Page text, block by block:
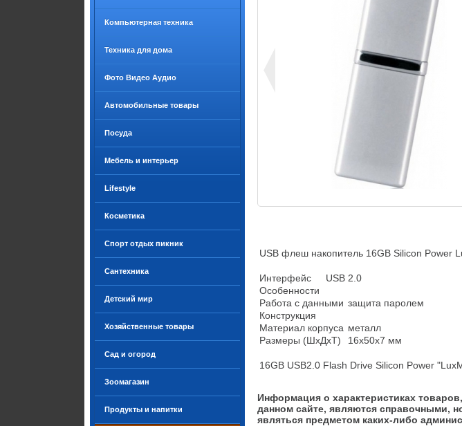
Компьютерная техника
Техника для дома
Фото Видео Аудио
Автомобильные товары
Посуда
Мебель и интерьер
Lifestyle
Косметика
Спорт отдых пикник
Сантехника
Детский мир
Хозяйственные товары
Сад и огород
Зоомагазин
Продукты и напитки
USB флеш накопитель 16GB Silicon Power
Интерфейс	USB 2.0
Особенности
Работа с данными	защита паролем
Конструкция
Материал корпуса	металл
Размеры (ШхДхТ)	16x50x7 мм
16GB USB2.0 Flash Drive Silicon Power
Информация о характеристиках
данном сайте, являются справочными,
являться предметом каких-либо